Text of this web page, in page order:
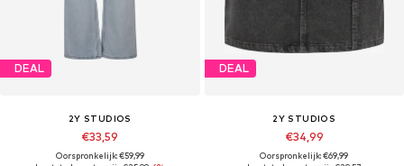
DEAL
2Y STUDIOS
€33,59
Oorspronkelijk: €59,99
DEAL
2Y STUDIOS
€34,99
Oorspronkelijk: €69,99